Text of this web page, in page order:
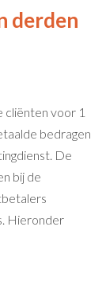
derden
cliënten voor 1
bedragen
De
bij de
Hieronder